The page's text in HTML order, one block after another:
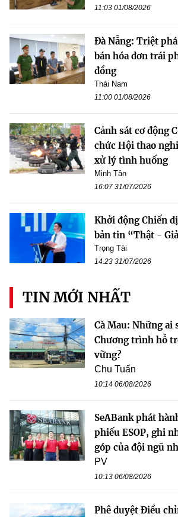
11:03 01/08/2026
Đà Nẵng: Triệt
bán hóa đơn trái
đồng
Thái Nam
11:00 01/08/2026
Cảnh sát cơ động
chức Hội thao
xử lý tình huống
Minh Tân
16:07 31/07/2026
Khởi động Chiến
bản tin “Thật -
Trọng Tài
14:23 31/07/2026
TIN MỚI NHẤT
Cà Mau: Những ai
Chương trình hỗ
vững?
Chu Tuấn
10:14 06/08/2026
SeABank phát
phiếu ESOP, ghi
góp của đội ngũ
PV
10:13 06/08/2026
Phê duyệt Điều